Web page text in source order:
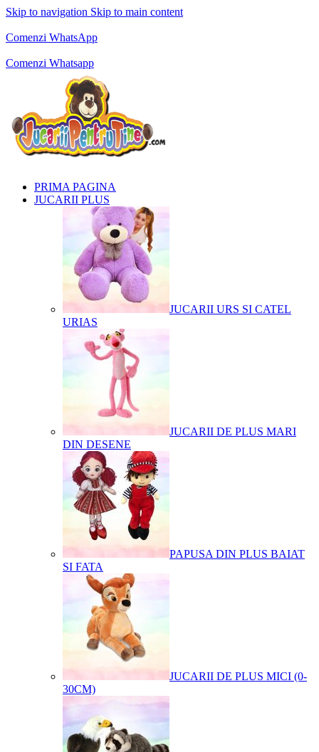
Skip to navigation Skip to main content
Comenzi WhatsApp
Comenzi Whatsapp
PRIMA PAGINA
JUCARII PLUS
JUCARII URS SI CATEL
URIAS
JUCARII DE PLUS MARI
DIN DESENE
PAPUSA DIN PLUS BAIAT
SI FATA
JUCARII DE PLUS MICI (0-
30CM)